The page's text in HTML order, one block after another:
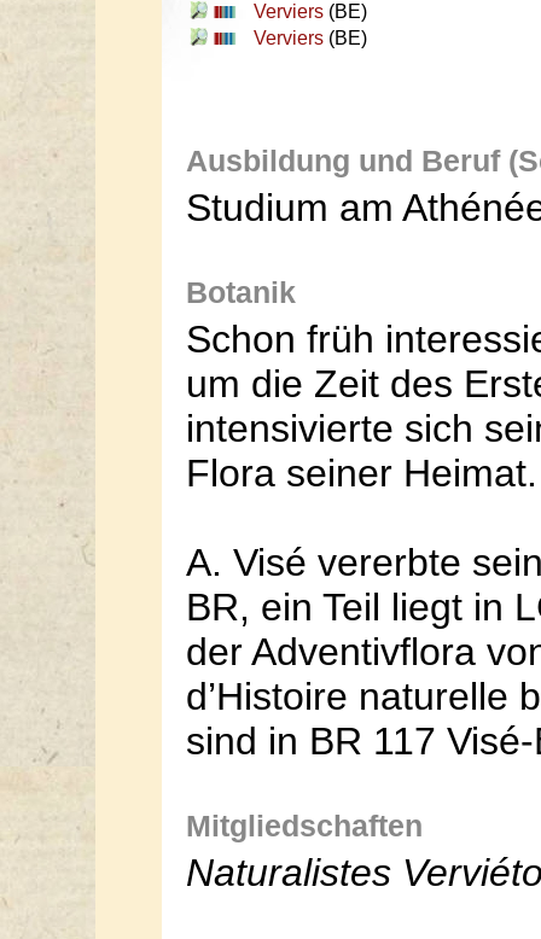
Verviers (BE)
Verviers (BE)
Ausbildung und Beruf
Studium am
Botanik
Schon früh
um die Zeit des
intensivierte sich
Flora seiner Heimat.
A. Visé vererbte
BR, ein Teil liegt in
der Adventivflora
d’Histoire naturelle
sind in BR 117
Mitgliedschaften
Naturalistes